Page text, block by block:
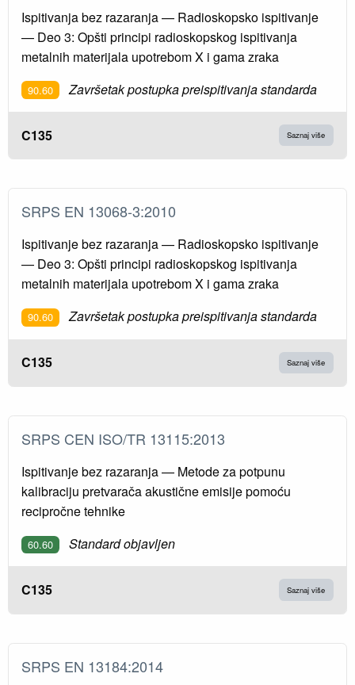
Ispitivanja bez razaranja — Radioskopsko ispitivanje
— Deo 3: Opšti principi radioskopskog ispitivanja
metalnih materijala upotrebom X i gama zraka
90.60 Završetak postupka preispitivanja standarda
C135 Saznaj više
SRPS EN 13068-3:2010
Ispitivanje bez razaranja — Radioskopsko ispitivanje
— Deo 3: Opšti principi radioskopskog ispitivanja
metalnih materijala upotrebom X i gama zraka
90.60 Završetak postupka preispitivanja standarda
C135 Saznaj više
SRPS CEN ISO/TR 13115:2013
Ispitivanje bez razaranja — Metode za potpunu
kalibraciju pretvarača akustične emisije pomoću
recipročne tehnike
60.60 Standard objavljen
C135 Saznaj više
SRPS EN 13184:2014